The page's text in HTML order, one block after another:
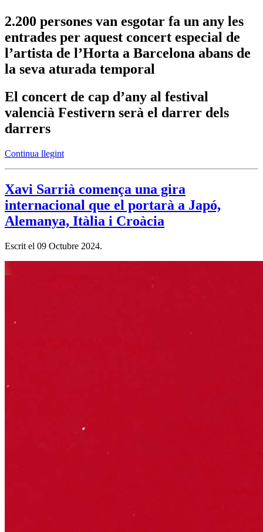
2.200 persones van esgotar fa un any les
entrades per aquest concert especial de
l’artista de l’Horta a Barcelona abans de
la seva aturada temporal
El concert de cap d’any al festival
valencià Festivern serà el darrer dels
darrers
Continua llegint
Xavi Sarrià comença una gira
internacional que el portarà a Japó,
Alemanya, Itàlia i Croàcia
Escrit el 09 Octubre 2024.